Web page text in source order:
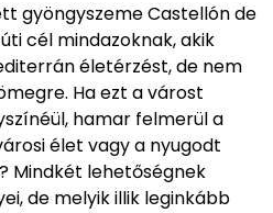
gyöngyszeme Castellón de
cél mindazoknak, akik
életérzést, de nem
Ha ezt a várost
hamar felmerül a
élet vagy a nyugodt
Mindkét lehetőségnek
de melyik illik leginkább